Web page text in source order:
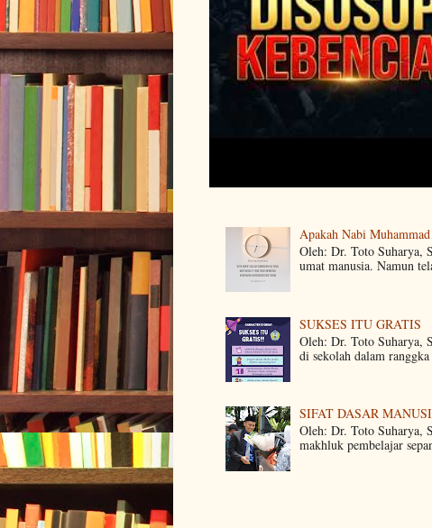
Apakah Nabi
Oleh: Dr. Toto Suharya,
umat manusia. Namun
SUKSES ITU GRATIS
Oleh: Dr. Toto Suharya,
di sekolah dalam
SIFAT DASAR
Oleh: Dr. Toto Suharya,
makhluk pembelajar